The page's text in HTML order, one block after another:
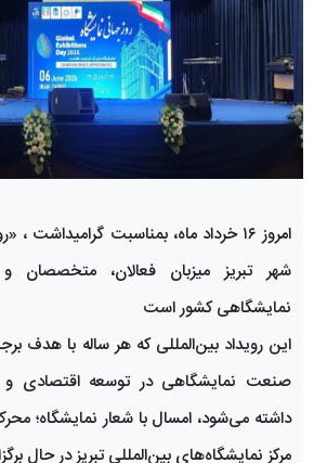
امروز ۱۶ خرداد ماه، بمناسبت گرامیداشت
شهر تبریز میزبان فعالان، متخصصان
نمایشگاهی کشور است
این رویداد بین‌المللی که هر ساله با هدف
صنعت نمایشگاهی در توسعه اقتصادی و
داشته می‌شود، امسال با شعار نمایشگاه؛
مرکز نمایشگاه‌های بین‌المللی تبریز در حال